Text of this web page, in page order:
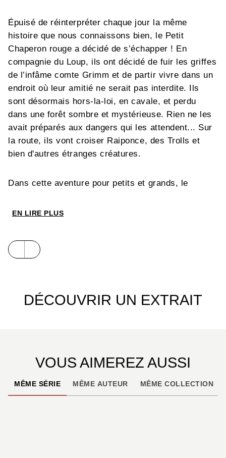
Épuisé de réinterpréter chaque jour la même
histoire que nous connaissons bien, le Petit
Chaperon rouge a décidé de s’échapper ! En
compagnie du Loup, ils ont décidé de fuir les griffes
de l’infâme comte Grimm et de partir vivre dans un
endroit où leur amitié ne serait pas interdite. Ils
sont désormais hors-la-loi, en cavale, et perdu
dans une forêt sombre et mystérieuse. Rien ne les
avait préparés aux dangers qui les attendent... Sur
la route, ils vont croiser Raiponce, des Trolls et
bien d'autres étranges créatures.
Dans cette aventure pour petits et grands, le
de fées, du point de vue de leurs protagonistes
EN LIRE PLUS
DÉCOUVRIR UN EXTRAIT
VOUS AIMEREZ AUSSI
MÊME SÉRIE MÊME AUTEUR MÊME COLLECTION